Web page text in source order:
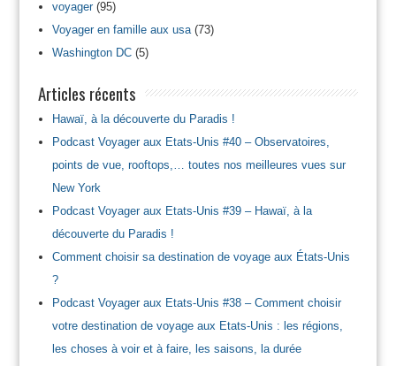
voyager(95)
Voyager en famille aux usa(73)
Washington DC(5)
Articles récents
Hawaï, à la découverte du Paradis !
Podcast Voyager aux Etats-Unis #40 – Observatoires,
points de vue, rooftops,… toutes nos meilleures vues sur
New York
Podcast Voyager aux Etats-Unis #39 – Hawaï, à la
découverte du Paradis !
Comment choisir sa destination de voyage aux États-Unis
?
Podcast Voyager aux Etats-Unis #38 – Comment choisir
votre destination de voyage aux Etats-Unis : les régions,
les choses à voir et à faire, les saisons, la durée